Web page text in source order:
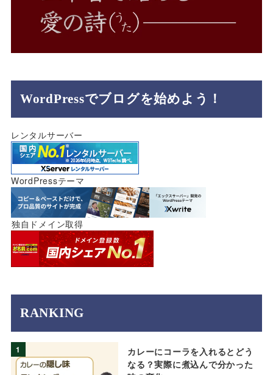
WordPressでブログを始めよう！
レンタルサーバー
WordPressテーマ
独自ドメイン取得
RANKING
1
カレーにコーラを入れるとどう
なる？実際に煮込んで分かった